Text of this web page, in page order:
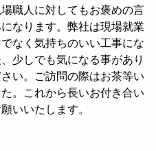
職人に対してもお褒めの言
なります。弊社は現場就業
なく気持ちのいい工事にな
少しでも気になる事があり
い。ご訪問の際はお茶等い
。これから長いお付き合い
いいたします。